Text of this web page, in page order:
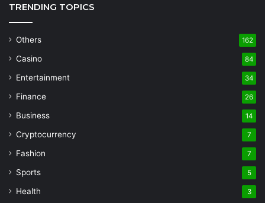
TRENDING TOPICS
Others 162
Casino 84
Entertainment 34
Finance 26
Business 14
Cryptocurrency 7
Fashion 7
Sports 5
Health 3